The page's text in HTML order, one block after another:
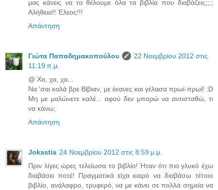
μας κάνεις να τα θέλουμε όλα τα βιβλία που διαβάζεις;;;;
Αλήθεια!! Έλεος!!!
Απάντηση
Γιώτα Παπαδημακοπούλου
22 Νοεμβρίου 2012 στις
11:19 π.μ.
@ Χα, χα, χα...
Να 'σαι καλά βρε Βίβιαν, με έκανες και γέλασα πρωί-πρωί! :D
Μη με μαλώνετε καλέ... αφού δεν μπορώ να αντισταθώ, τι
να κάνω;
Απάντηση
Jokastia 24 Νοεμβρίου 2012 στις 8:59 μ.μ.
Πριν λίγες ώρες τελείωσα το βιβλίο! Ήταν ότι πιο γλυκό έχω
διαβάσει ποτέ! Πραγματικά είχα καιρό να διαβάσω τέτοιο
βιβλίο, ανάλαφρο, τρυφερό, να με κάνει σε πολλά σημεία να